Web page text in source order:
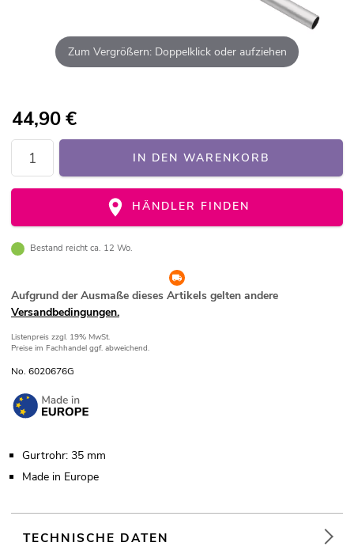
Zum Vergrößern: Doppelklick oder aufziehen
44,90€
IN DEN WARENKORB
HÄNDLER FINDEN
Bestand reicht ca. 12 Wo.
Aufgrund der Ausmaße dieses Artikels gelten andere
Versandbedingungen.
Listenpreis zzgl. 19% MwSt.
Preise im Fachhandel ggf. abweichend.
No. 6020676G
Gurtrohr: 35 mm
Made in Europe
TECHNISCHE DATEN